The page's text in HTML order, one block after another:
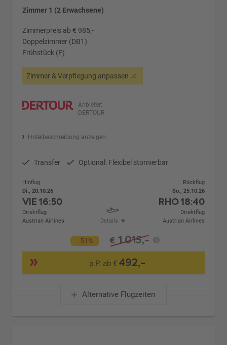
Zimmer 1 (2 Erwachsene)
Zimmerpreis ab € 985,-
Doppelzimmer (DB1)
Frühstück (F)
Zimmer & Verpflegung anpassen
Anbieter:
DERTOUR
Hotelbeschreibung anzeigen
Transfer Optional: Flexibel stornierbar
Hinflug
Di., 20.10.26
VIE16:50
Direktflug
Austrian Airlines
Details
Rückflug
So., 25.10.26
RHO18:40
Direktflug
Austrian Airlines
-51% € 1.015,-
p.P. ab € 492,-
Alternative Flugzeiten